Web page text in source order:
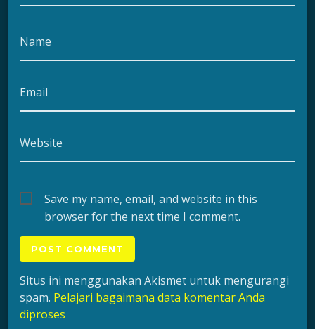
Name
Email
Website
Save my name, email, and website in this
browser for the next time I comment.
Situs ini menggunakan Akismet untuk mengurangi
spam. Pelajari bagaimana data komentar Anda
diproses